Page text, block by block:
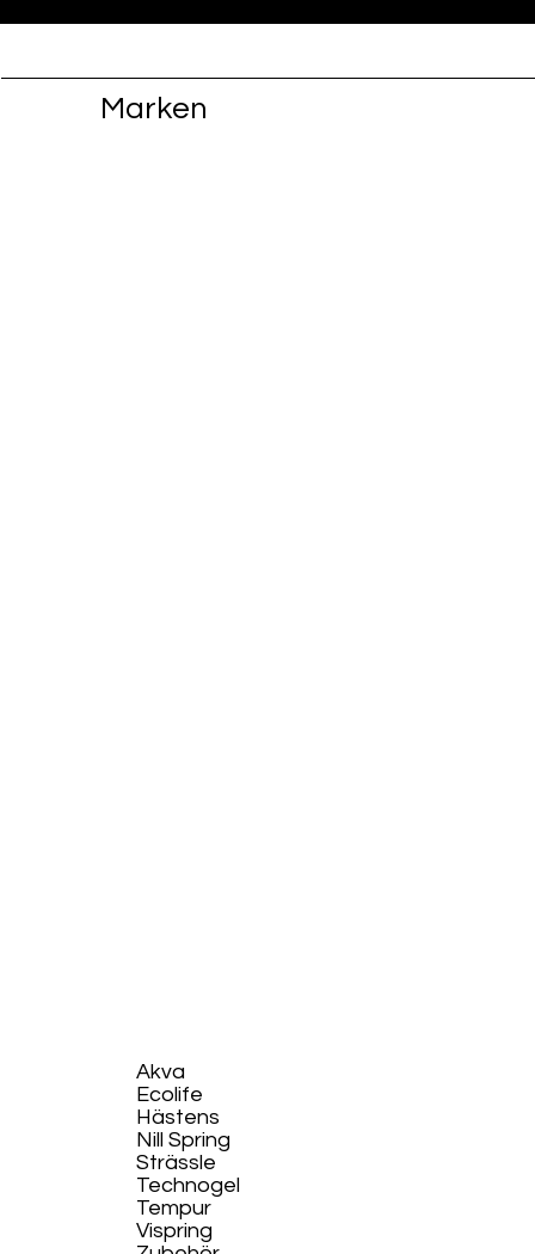
Marken
Akva
Ecolife​
Hästens
Nill Spring
Strässle
Technogel
Tempur
Vispring